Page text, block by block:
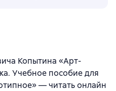
Копытина «Арт-
Учебное пособие для
— читать онлайн